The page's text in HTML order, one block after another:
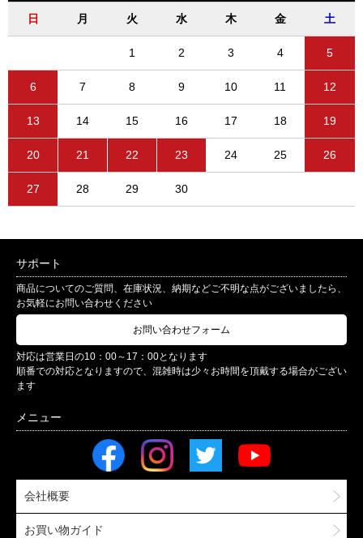
日 月 火 水 木 金 土
1 2 3 4 5
6 7 8 9 10 11 12
13 14 15 16 17 18 19
20 21 22 23 24 25 26
27 28 29 30
サポート
商品についてのご質問、在庫状況、納期などご不明な点がございましたら、
お気軽にお問い合わせください
お問い合わせフォーム
対応は営業日の10：00～17：00となります
順番での対応となりますので、混雑時は少々お時間を頂戴する場合がござい
ます
会社概要
お買い物ガイド